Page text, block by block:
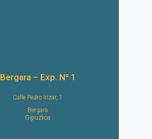
Bergara – Exp. Nº 1
Calle Pedro Irizar, 1
Bergara
Gipuzkoa